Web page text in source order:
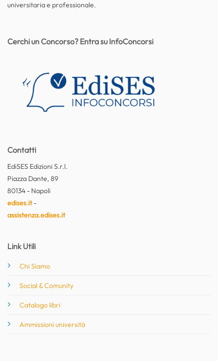
universitaria e professionale.
Contatti
EdiSES Edizioni S.r.l.
Piazza Dante, 89
80134 - Napoli
edises.it-
assistenza.edises.it
Link Utili
Chi Siamo
Social & Comunity
Catalogo libri
Ammissioni università
Cerchi un Concorso? Entra su InfoConcorsi